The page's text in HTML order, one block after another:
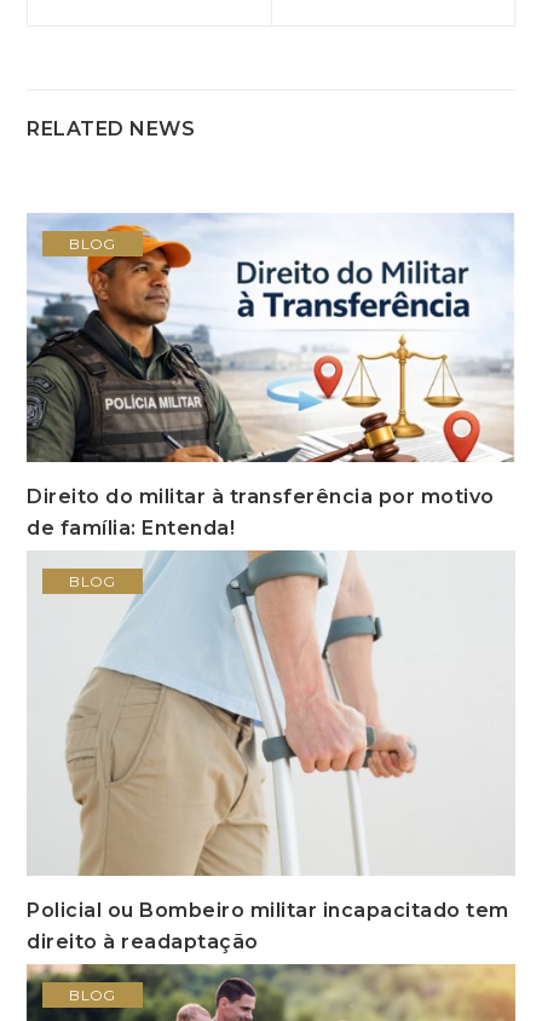
RELATED NEWS
BLOG
Direito do militar à transferência por motivo
de família: Entenda!
BLOG
Policial ou Bombeiro militar incapacitado tem
direito à readaptação
BLOG